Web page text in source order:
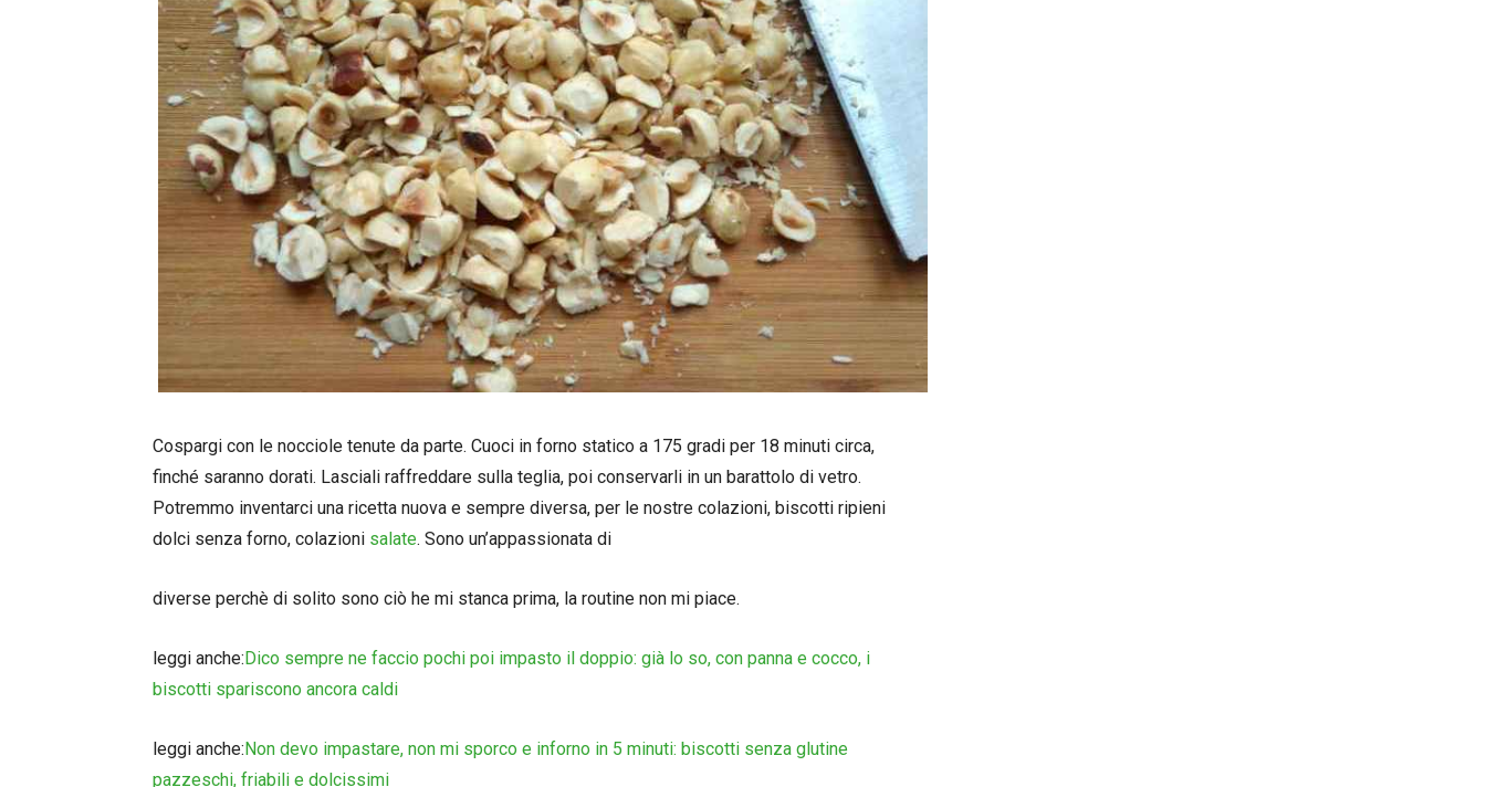
Cospargi con le nocciole tenute da parte. Cuoci in forno statico a 175 gradi per 18 minuti circa,
finché saranno dorati. Lasciali raffreddare sulla teglia, poi conservarli in un barattolo di vetro.
Potremmo inventarci una ricetta nuova e sempre diversa, per le nostre colazioni, biscotti ripieni
dolci senza forno, colazioni salate. Sono un’appassionata di
diverse perchè di solito sono ciò he mi stanca prima, la routine non mi piace.
leggi anche:Dico sempre ne faccio pochi poi impasto il doppio: già lo so, con panna e cocco, i
biscotti spariscono ancora caldi
leggi anche:Non devo impastare, non mi sporco e inforno in 5 minuti: biscotti senza glutine
pazzeschi, friabili e dolcissimi